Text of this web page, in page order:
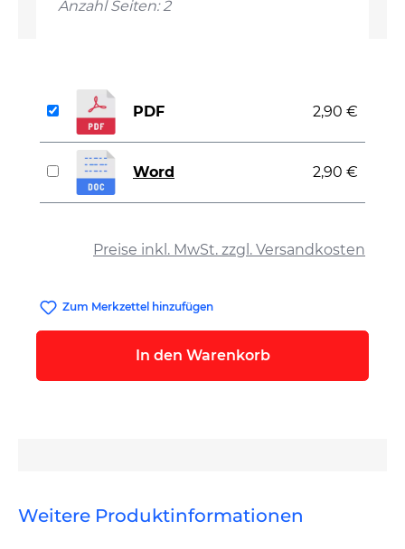
Anzahl Seiten: 2
Preise inkl. MwSt. zzgl. Versandkosten
PDF 2,90 €
Word 2,90 €
Zum Merkzettel hinzufügen
In den Warenkorb
Weitere Produktinformationen